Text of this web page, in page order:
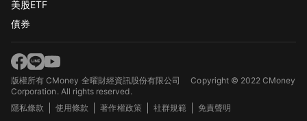
美股ETF
債券
版權所有 CMoney 全曜財經資訊股份有限公司Copyright © 2022 CMoney
Corporation. All rights reserved.
隱私條款
使用條款 著作權政策 社群規範 免責聲明